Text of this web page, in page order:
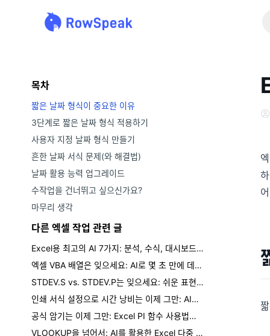
목차
짧은 날짜 형식이 중요한 이유
3단계로 짧은 날짜 형식 적용하기
사용자 지정 날짜 형식 만들기
흔한 날짜 서식 문제(와 해결법)
날짜 활용 능력 업그레이드
수작업을 건너뛰고 싶으신가요?
마무리 생각
다른 엑셀 작업 관련 글
Excel용 최고의 AI 7가지: 분석, 수식, 대시보드, 보고서
엑셀 VBA 배열은 잊으세요: AI로 몇 초 만에 데이터를 처리하는 방법
STDEV.S vs. STDEV.P는 잊으세요: 쉬운 표현으로 엑셀 표준편차 계산하기
인쇄 서식 설정으로 시간 낭비는 이제 그만: AI로 모든 엑셀 시트 인쇄 준비하는 법
공식 암기는 이제 그만: Excel PI 함수 사용법과 AI에게 계산 맡기기
VLOOKUP을 넘어서: AI를 활용한 Excel 다중 조건 데이터 조회 방법